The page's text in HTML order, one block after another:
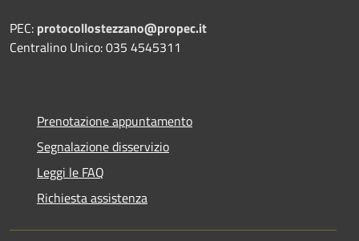
PEC: protocollostezzano@propec.it
Centralino Unico: 035 4545311
Prenotazione appuntamento
Segnalazione disservizio
Leggi le FAQ
Richiesta assistenza